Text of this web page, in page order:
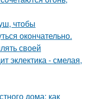
чтобы
окончательно.
своей
эклектика - смелая,
дома: как